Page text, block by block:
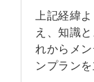
上記経緯
え、知識
れからメ
ンプラン